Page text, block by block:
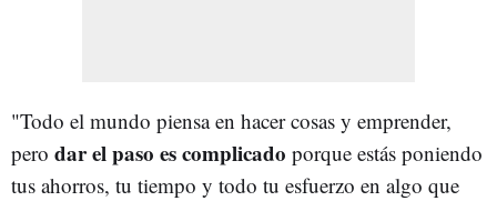
"Todo el mundo piensa en hacer cosas y emprender,
pero dar el paso es complicado porque estás poniendo
tus ahorros, tu tiempo y todo tu esfuerzo en algo que